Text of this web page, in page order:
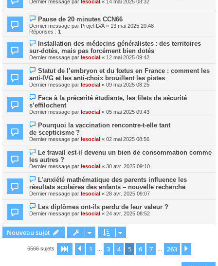
Dernier message par lesocial « 14 mai 2025 08:32
Pause de 20 minutes CCN66
Dernier message par Projet LVA « 13 mai 2025 20:48
Réponses : 1
Installation des médecins généralistes : des territoires
sur-dotés, mais pas forcément bien dotés
Dernier message par lesocial « 12 mai 2025 09:42
Statut de l’embryon et du fœtus en France : comment les
anti-IVG et les anti-choix brouillent les pistes
Dernier message par lesocial « 09 mai 2025 08:25
Face à la précarité étudiante, les filets de sécurité
s’effilochent
Dernier message par lesocial « 05 mai 2025 09:43
Pourquoi la vaccination rencontre-t-elle tant
de scepticisme ?
Dernier message par lesocial « 02 mai 2025 08:56
Le travail est-il devenu un bien de consommation comme
les autres ?
Dernier message par lesocial « 30 avr. 2025 09:10
L’anxiété mathématique des parents influence les
résultats scolaires des enfants – nouvelle recherche
Dernier message par lesocial « 28 avr. 2025 09:07
Les diplômes ont-ils perdu de leur valeur ?
Dernier message par lesocial « 24 avr. 2025 08:52
Nouveau sujet
6566 sujets Page sur 263
Précédent
1 3 4 5 6 7 263